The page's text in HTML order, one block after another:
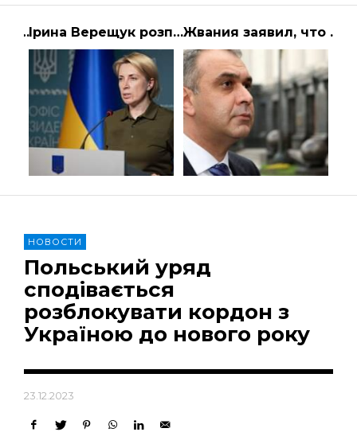
Українців попередили про небезпечні водні явища — Україна Ірина Верещук розповідає про результати роботи гуманітарних коридорів 6 квітня. … | Президент Украины Жвания заявил, что передавал через Климкина еврочиновникам взятку в 5 млн евро за поддержку Порошенко | Алиби
НОВОСТИ
Польський уряд
сподівається
розблокувати кордон з
Україною до нового року
23.12.2023